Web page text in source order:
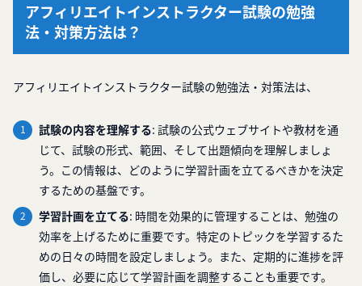
アフィリエイトインストラクター試験の勉強
法・対策方法は？
アフィリエイトインストラクター試験の勉強法・対策法は、
試験の内容を理解する: 試験の公式ウェブサイトや教材を通
じて、試験の形式、範囲、そして出題傾向を理解しましょ
う。この情報は、どのように学習計画を立てるべきかを決定
するための基盤です。
学習計画を立てる: 時間を効果的に管理することは、勉強の
効率を上げるために重要です。特定のトピックを学習するた
めの日々の時間を設定しましょう。また、定期的に進捗を評
価し、必要に応じて学習計画を調整することも重要です。